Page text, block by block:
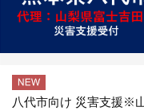
八代市向け 災害支援※